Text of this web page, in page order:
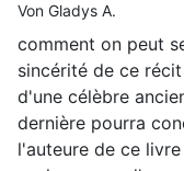
Von Gladys A.
comment on peut
sincérité de ce
d'une célèbre
dernière pourra
l'auteure de ce